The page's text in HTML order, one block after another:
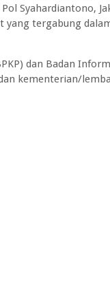
Syahardiantono,
tergabung
dan Badan
kementerian/